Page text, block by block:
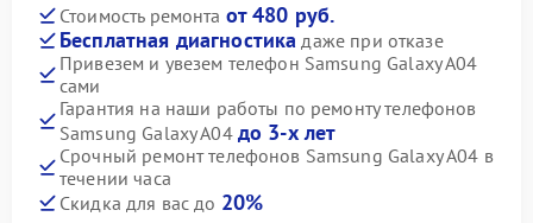
Стоимость ремонта от 480 руб.
Бесплатная диагностика даже при отказе
Привезем и увезем телефон Samsung Galaxy A04
сами
Гарантия на наши работы по ремонту телефонов
Samsung Galaxy A04 до 3-х лет
Срочный ремонт телефонов Samsung Galaxy A04 в
течении часа
Скидка для вас до 20%